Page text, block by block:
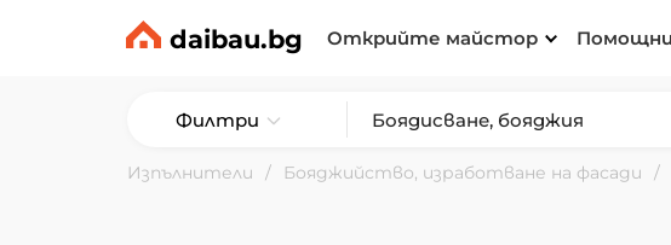
daibau.bg Открийте майстор
Филтри
Изпълнители Бояджийство, изработване на фасади